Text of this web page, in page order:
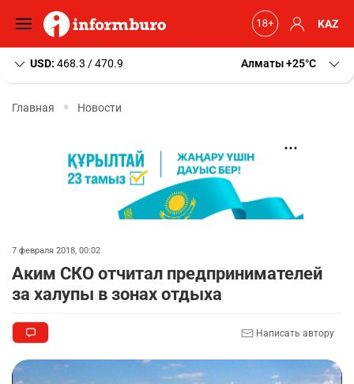
KAZ
USD: 468.3 / 470.9 Алматы+25 C
Главная Новости
7 февраля 2018, 00:02
Аким СКО отчитал предпринимателей
за халупы в зонах отдыха
Написать автору